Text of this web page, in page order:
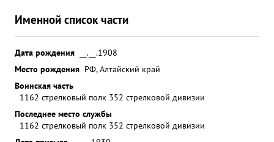
Именной список части
Дата рождения
__.__.1908
Место рождения РФ, Алтайский край
Воинская часть
1162 стрелковый полк 352 стрелковой дивизии
Последнее место службы
1162 стрелковый полк 352 стрелковой дивизии